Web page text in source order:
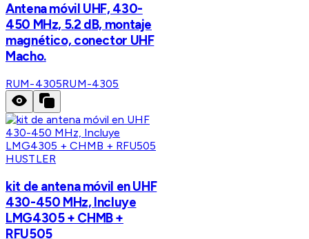
Antena móvil UHF, 430-
450 MHz, 5.2 dB, montaje
magnético, conector UHF
Macho.
RUM-4305RUM-4305
HUSTLER
kit de antena móvil en UHF
430-450 MHz, Incluye
LMG4305 + CHMB +
RFU505